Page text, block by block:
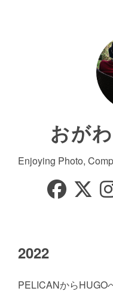
おが
Enjoying Photo,
2022
PELICANからHUGO